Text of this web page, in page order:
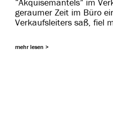
gerau­mer Zeit im Büro
Verkaufsleiters saß, fiel
mehr lesen >